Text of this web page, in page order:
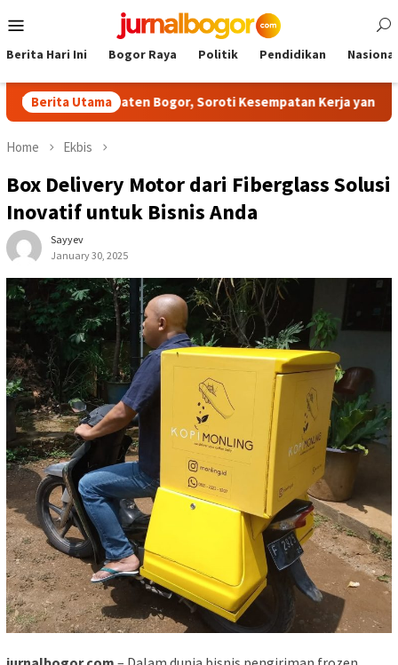
to
Menu
Berita Hari Ini Bogor Raya Politik Pendidikan Nasional
Berita UtamaBogor, Soroti Kesempatan Kerja yang Setara
Home Ekbis
Box Delivery Motor dari Fiberglass Solusi
Inovatif untuk Bisnis Anda
Sayyev
January 30, 2025